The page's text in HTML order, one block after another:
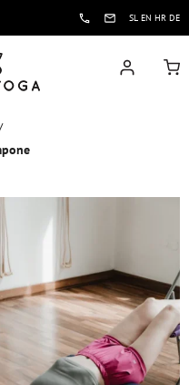
SL EN HR DE